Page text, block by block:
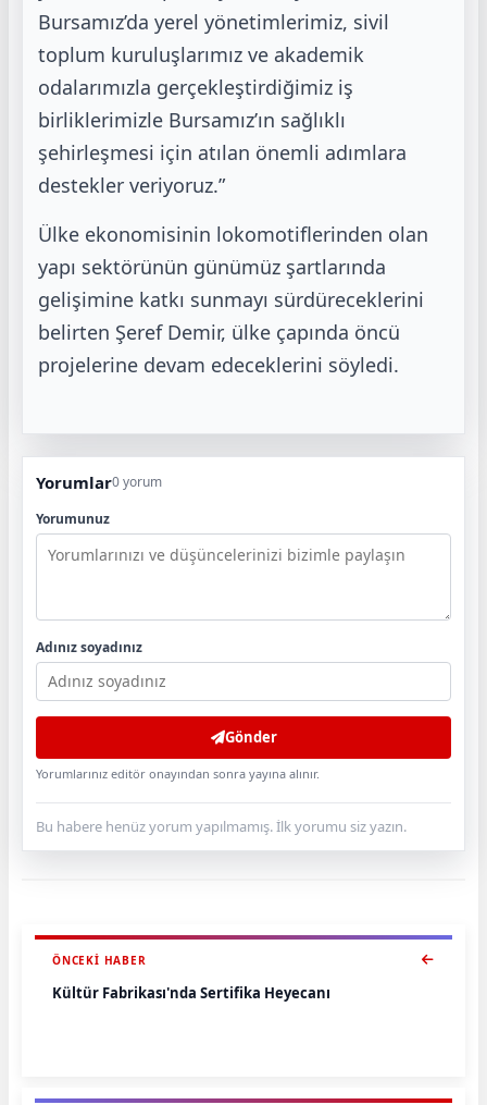
Bursamız’da yerel yönetimlerimiz, sivil
toplum kuruluşlarımız ve akademik
odalarımızla gerçekleştirdiğimiz iş
birliklerimizle Bursamız’ın sağlıklı
şehirleşmesi için atılan önemli adımlara
destekler veriyoruz.”
Ülke ekonomisinin lokomotiflerinden olan
yapı sektörünün günümüz şartlarında
gelişimine katkı sunmayı sürdüreceklerini
belirten Şeref Demir, ülke çapında öncü
projelerine devam edeceklerini söyledi.
Yorumlar0 yorum
Yorumunuz
Adınız soyadınız
Gönder
Yorumlarınız editör onayından sonra yayına alınır.
Bu habere henüz yorum yapılmamış. İlk yorumu siz yazın.
ÖNCEKI HABER
Kültür Fabrikası'nda Sertifika Heyecanı